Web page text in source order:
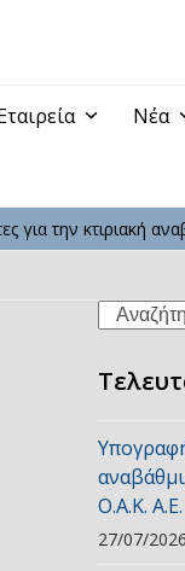
Νέα
για την κτιριακή
Search
Ο.Α.Κ. Α.Ε.
27/07/2026